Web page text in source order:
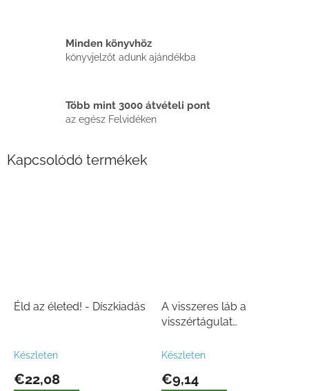
Minden könyvhöz
könyvjelzőt adunk ajándékba
Több mint 3000 átvételi pont
az egész Felvidéken
Kapcsolódó termékek
Éld az életed! - Díszkiadás
Készleten
€22,08
A visszeres láb a
visszértágulat
gyógyítása
Készleten
€9,14